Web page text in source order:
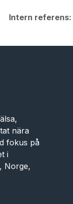
Intern referens:
nära
fokus på
i
Norge,